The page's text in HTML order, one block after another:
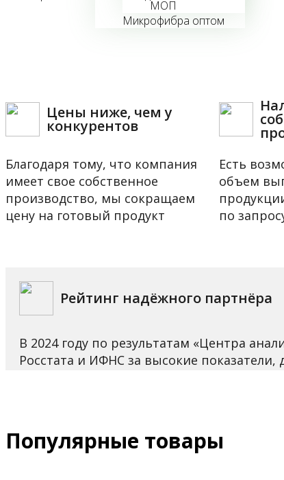
МОП
Микрофибра оптом
Цены ниже, чем у
конкурентов
Благодаря тому, что компания
имеет свое собственное
производство, мы сокращаем
цену на готовый продукт
Есть
объем
по
Рейтинг надёжного партнёра
В 2024 году по результатам «Центра
Росстата и ИФНС за высокие
Популярные товары